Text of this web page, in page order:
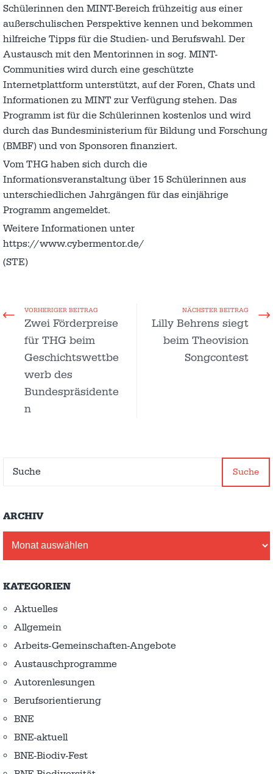
Schülerinnen den MINT-Bereich frühzeitig aus einer
außerschulischen Perspektive kennen und bekommen
hilfreiche Tipps für die Studien- und Berufswahl. Der
Austausch mit den Mentorinnen in sog. MINT-
Communities wird durch eine geschützte
Internetplattform unterstützt, auf der Foren, Chats und
Informationen zu MINT zur Verfügung stehen. Das
Programm ist für die Schülerinnen kostenlos und wird
durch das Bundesministerium für Bildung und Forschung
(BMBF) und von Sponsoren finanziert.
Vom THG haben sich durch die
Informationsveranstaltung über 15 Schülerinnen aus
unterschiedlichen Jahrgängen für das einjährige
Programm angemeldet.
Weitere Informationen unter
https://www.cybermentor.de/
(STE)
VORHERIGER BEITRAG
Zwei Förderpreise
für THG beim
Geschichtswettbe
werb des
Bundespräsidente
n
NÄCHSTER BEITRAG
Lilly Behrens siegt
beim Theovision
Songcontest
Suche
ARCHIV
KATEGORIEN
Aktuelles
Allgemein
Arbeits-Gemeinschaften-Angebote
Austausch­programme
Autorenlesungen
Berufsorientierung
BNE
BNE-aktuell
BNE-Biodiv-Fest